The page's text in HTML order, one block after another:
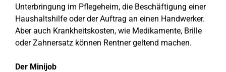
Unterbringung im Pflegeheim, die Beschäftigung einer
Haushaltshilfe oder der Auftrag an einen Handwerker.
Aber auch Krankheitskosten, wie Medikamente, Brille
oder Zahnersatz können Rentner geltend machen.
Der Minijob